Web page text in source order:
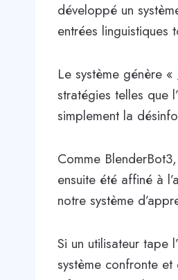
développé un
entrées linguistiques
Le système génère «
stratégies telles que
simplement la
Comme
ensuite été affiné à
notre système
Si un utilisateur tape
système confronte